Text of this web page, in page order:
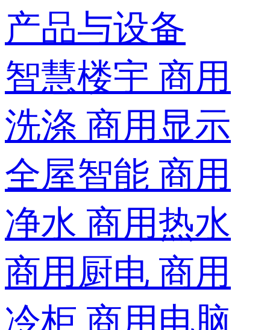
产品与设备
智慧楼宇 商用
洗涤 商用显示
全屋智能 商用
净水 商用热水
商用厨电 商用
冷柜 商用电脑